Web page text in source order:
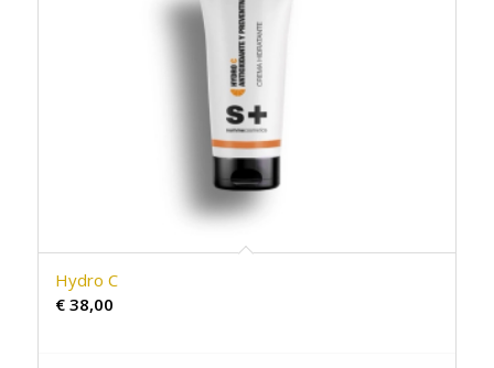
Hydro C
€38,00